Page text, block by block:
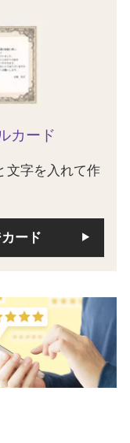
カード
文字を入れて作
ード